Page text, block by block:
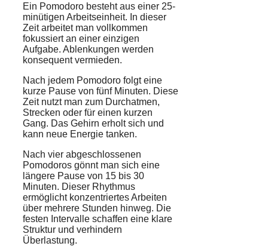
Ein Pomodoro besteht aus einer 25-
minütigen Arbeitseinheit. In dieser
Zeit arbeitet man vollkommen
fokussiert an einer einzigen
Aufgabe. Ablenkungen werden
konsequent vermieden.
Nach jedem Pomodoro folgt eine
kurze Pause von fünf Minuten. Diese
Zeit nutzt man zum Durchatmen,
Strecken oder für einen kurzen
Gang. Das Gehirn erholt sich und
kann neue Energie tanken.
Nach vier abgeschlossenen
Pomodoros gönnt man sich eine
längere Pause von 15 bis 30
Minuten. Dieser Rhythmus
ermöglicht konzentriertes Arbeiten
über mehrere Stunden hinweg. Die
festen Intervalle schaffen eine klare
Struktur und verhindern
Überlastung.